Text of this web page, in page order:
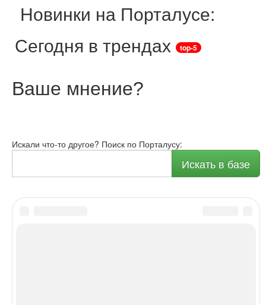
Новинки на Порталусе:
Сегодня в трендах
top-5
Ваше мнение?
Искали что-то другое? Поиск по Порталусу:
Искать в базе